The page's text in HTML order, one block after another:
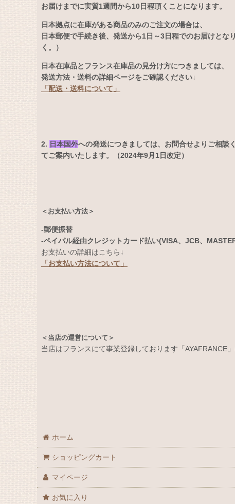
お届けまでに実質1週間から10日程頂くことになります。
日本拠点に在庫がある商品のみのご注文の場合は、
日本郵便で手続き後、発送から1日～3日程でのお届けとな
く。）
日本在庫品とフランス在庫品の見分け方につきましては、
発送方法・送料の詳細ページをご確認ください↓
「配送・送料について」
2. 日本国外への発送につきましては、お問合せよりご相談
てご案内いたします。（2024年9月1日改定）
＜お支払い方法＞
-郵便振替
-ペイパル経由クレジットカード払い(VISA、JCB、
お支払いの詳細はこちら↓
「お支払い方法について」
＜当店の運営について＞
当店はフランスにて事業登録しております「AYAFRANCE
ホーム
ショッピングカート
マイページ
お気に入り